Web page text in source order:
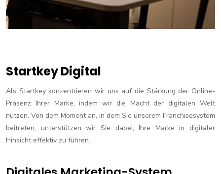
Startkey Digital
Als Startkey konzentrieren wir uns auf die Stärkung der Online-
Präsenz Ihrer Marke, indem wir die Macht der digitalen Welt
nutzen. Von dem Moment an, in dem Sie unserem Franchisesystem
beitreten, unterstützen wir Sie dabei, Ihre Marke in digitaler
Hinsicht effektiv zu führen.